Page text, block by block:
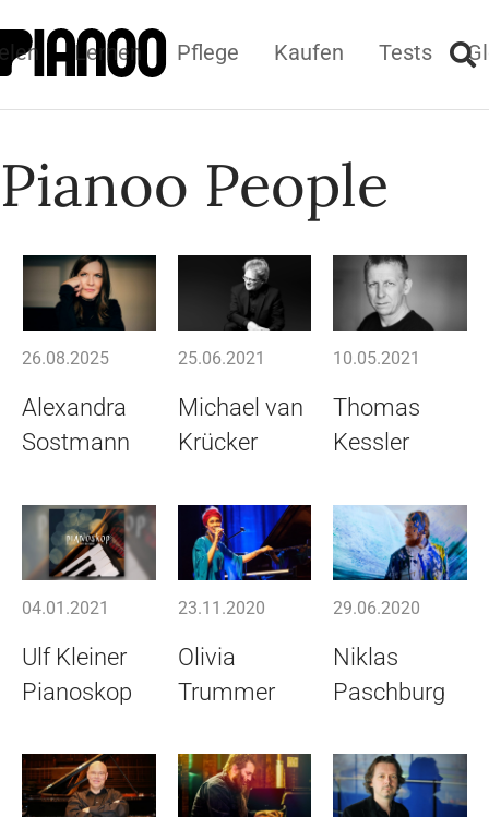
Lernen Pflege Kaufen Tests
Pianoo People
26.08.2025
Alexandra
Sostmann
25.06.2021
Michael van
Krücker
10.05.2021
Thomas
Kessler
04.01.2021
Ulf Kleiner
Pianoskop
23.11.2020
Olivia
Trummer
29.06.2020
Niklas
Paschburg